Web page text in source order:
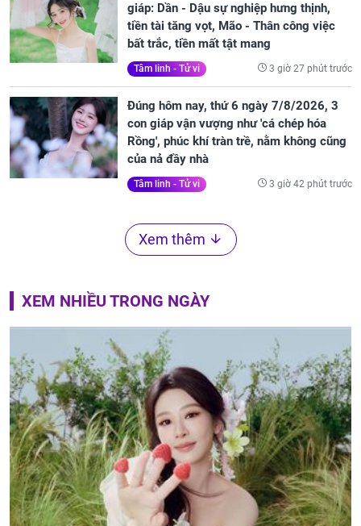
giáp: Dần - Dậu sự nghiệp hưng thịnh,
tiền tài tăng vọt, Mão - Thân công việc
bất trắc, tiền mất tật mang
Tâm linh - Tử vi 3 giờ 27 phút trước
Đúng hôm nay, thứ 6 ngày 7/8/2026, 3
con giáp vận vượng như 'cá chép hóa
Rồng', phúc khí tràn trề, nằm không cũng
của nả đầy nhà
Tâm linh - Tử vi 3 giờ 42 phút trước
Xem thêm
XEM NHIỀU TRONG NGÀY